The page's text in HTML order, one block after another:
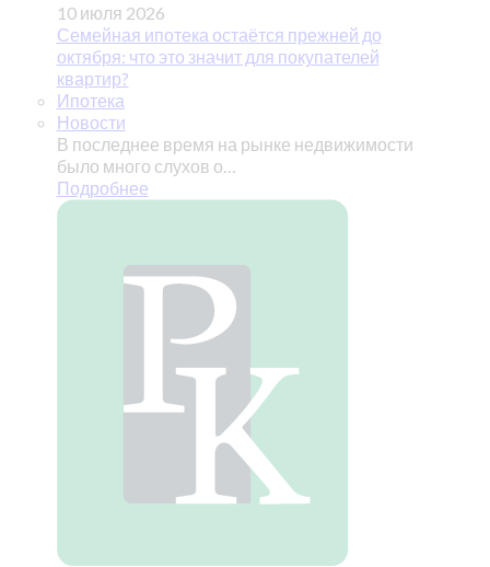
10 июля 2026
Семейная ипотека остаётся прежней до
октября: что это значит для покупателей
квартир?
Ипотека
Новости
В последнее время на рынке недвижимости
было много слухов о…
Подробнее